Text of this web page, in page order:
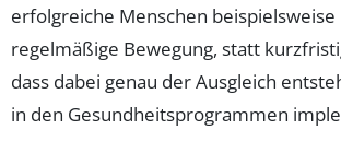
erfolgreiche Menschen
regelmäßige Bewegung, statt
dass dabei genau der Ausgleich
in den Gesundheitsprogrammen